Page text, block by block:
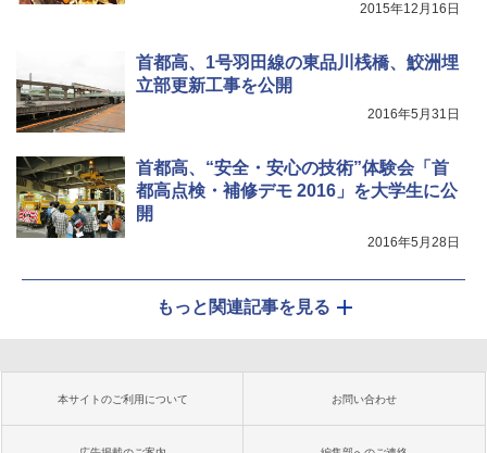
2015年12月16日
首都高、1号羽田線の東品川桟橋、鮫洲埋
立部更新工事を公開
2016年5月31日
首都高、“安全・安心の技術”体験会「首
都高点検・補修デモ 2016」を大学生に公
開
2016年5月28日
もっと関連記事を見る
本サイトのご利用について お問い合わせ